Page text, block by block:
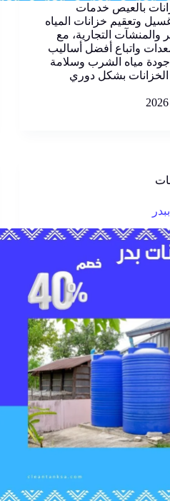
بالعيص خدمات
وتعقيم خزانات المياه
والمنشآت التجارية، مع
واتباع أفضل أساليب
مياه الشرب وسلامة
الخزانات بشكل دوري